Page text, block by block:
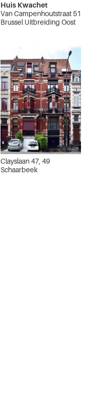
Huis Kwachet
Van Campenhoutstraat 51
Brussel Uitbreiding Oost
Clayslaan 47, 49
Schaarbeek